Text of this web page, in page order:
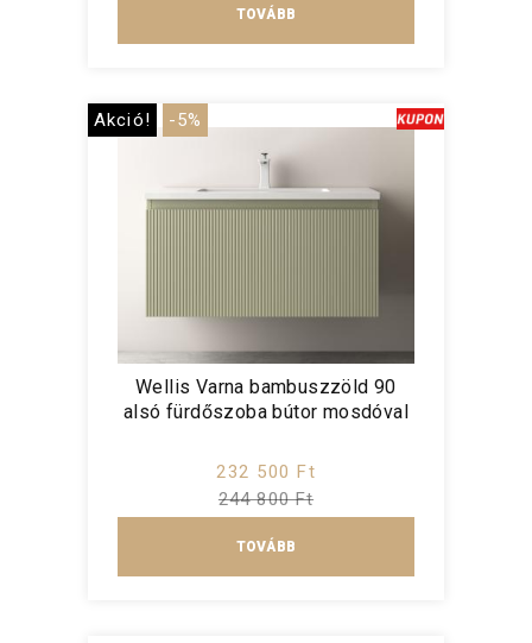
TOVÁBB
Akció! -5%
Wellis Varna bambuszzöld 90
alsó fürdőszoba bútor mosdóval
232 500 Ft
244 800 Ft
TOVÁBB